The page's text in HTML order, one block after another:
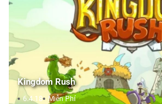
Kingdom Rush
6.4.18 Miễn Phí